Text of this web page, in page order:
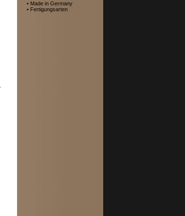
• Made in Germany
• Fertigungsarten